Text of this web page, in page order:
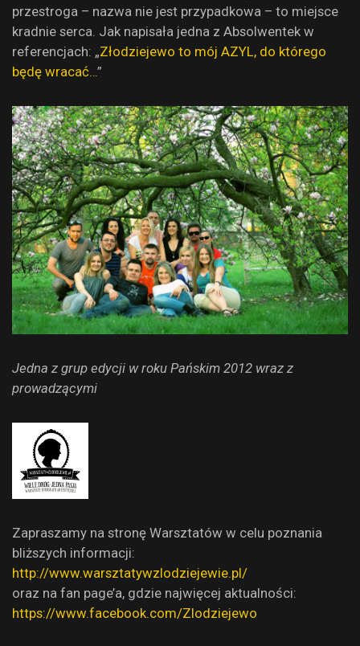
przestroga – nazwa nie jest przypadkowa – to miejsce
kradnie serca. Jak napisała jedna z Absolwentek w
referencjach: „Złodziejewo to mój AZYL, do którego
będę wracać…”
Jedna z grup edycji w roku Pańskim 2012 wraz z
prowadzącymi
Zapraszamy na stronę Warsztatów w celu poznania
bliższych informacji:
http://www.warsztatywzlodziejewie.pl/
oraz na fan page’a, gdzie najwięcej aktualności:
https://www.facebook.com/Zlodziejewo